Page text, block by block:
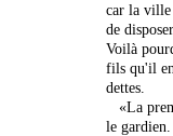
car la ville
de
Voilà
fils qu'il
dettes.
«La
le gardien.